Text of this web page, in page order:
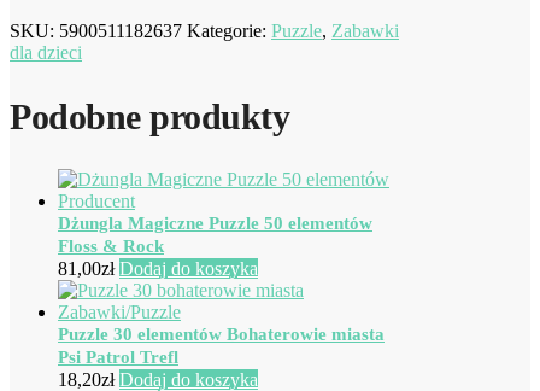
SKU: 5900511182637 Kategorie: Puzzle, Zabawki
dla dzieci
Podobne produkty
Dżungla Magiczne Puzzle 50 elementów
Floss & Rock
81,00zł Dodaj do koszyka
Puzzle 30 elementów Bohaterowie miasta
Psi Patrol Trefl
18,20zł Dodaj do koszyka